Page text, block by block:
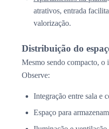
atrativos, entrada
valorização.
Distribuição do
Mesmo sendo compacto, o
Observe:
Integração entre sala e
Espaço para